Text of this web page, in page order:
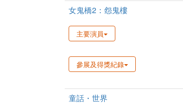
女鬼橋2：怨鬼樓
主要演員
參展及得獎紀錄
童話・世界